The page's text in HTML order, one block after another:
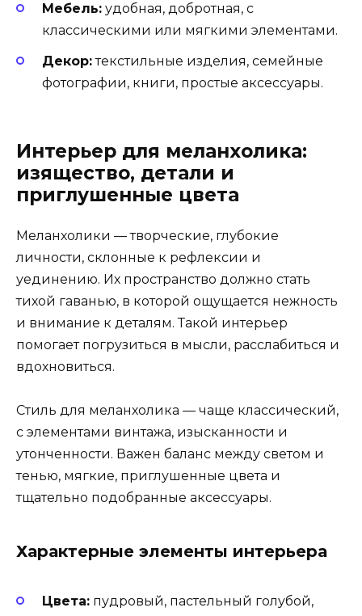
Мебель: удобная, добротная, с
классическими или мягкими элементами.
Декор:текстильные изделия, семейные
фотографии, книги, простые аксессуары.
Интерьер для меланхолика:
изящество, детали и
приглушенные цвета
Меланхолики — творческие, глубокие
личности, склонные к рефлексии и
уединению. Их пространство должно стать
тихой гаванью, в которой ощущается нежность
и внимание к деталям. Такой интерьер
помогает погрузиться в мысли, расслабиться и
вдохновиться.
Стиль для меланхолика — чаще классический,
с элементами винтажа, изысканности и
утонченности. Важен баланс между светом и
тенью, мягкие, приглушенные цвета и
тщательно подобранные аксессуары.
Характерные элементы интерьера
Цвета: пудровый, пастельный голубой,